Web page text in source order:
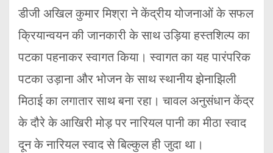
डीजी अखिल कुमार मिश्रा ने केंद्रीय योजनाओं के सफल
क्रियान्वयन की जानकारी के साथ उड़िया हस्तशिल्प का
पटका पहनाकर स्वागत किया। स्वागत का यह पारंपरिक
पटका उड़ाना और भोजन के साथ स्थानीय झेनाझिली
मिठाई का लगातार साथ बना रहा। चावल अनुसंधान केंद्र
के दौरे के आखिरी मोड़ पर नारियल पानी का मीठा स्वाद
दून के नारियल स्वाद से बिल्कुल ही जुदा था।